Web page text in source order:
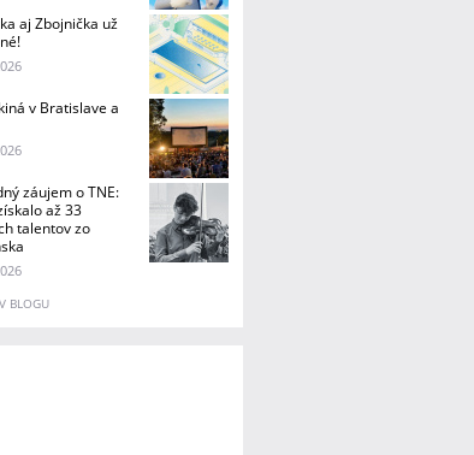
aj Zbojnička už
v Bratislave a
záujem o TNE:
až 33
talentov zo
BLOGU